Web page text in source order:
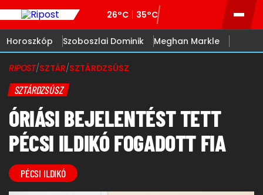
26°C 35°C
Horoszkóp Szoboszlai Dominik Meghan Markle
RIPOST/SZTÁR/SZTÁRDZSÚSZ
SZTÁRDZSÚSZ
ÓRIÁSI BEJELENTÉST TETT
PÉCSI ILDIKÓ FOGADOTT FIA
PÉCSI ILDIKÓ